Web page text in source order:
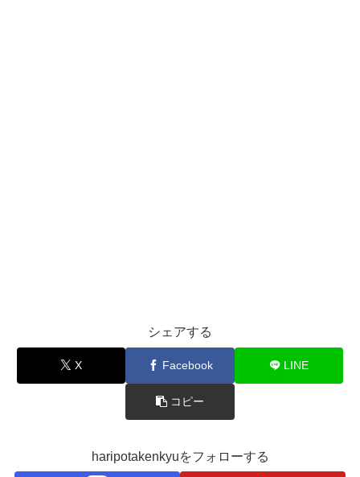
シェアする
X Facebook LINE
コピー
haripotakenkyuをフォローする